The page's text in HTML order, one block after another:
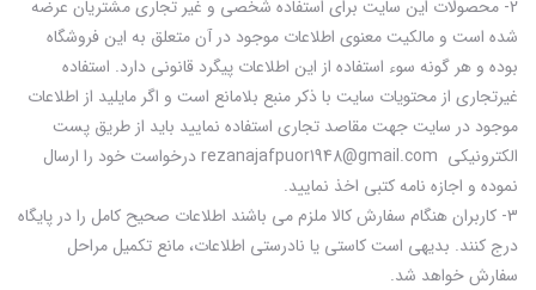
2- محصولات این سایت براى استفاده شخصی و غیر تجارى مشتریان عرضه
شده است و مالکیت معنوی اطلاعات موجود در آن متعلق به این فروشگاه
بوده و هر گونه سوء استفاده از این اطلاعات پیگرد قانونی دارد. استفاده
غیرتجاری از محتویات سایت با ذکر منبع بلامانع است و اگر مایلید از اطلاعات
موجود در سایت جهت مقاصد تجاری استفاده نمایید باید از طریق پست
الکترونیکی rezanajafpuor1948@gmail.com درخواست خود را ارسال
نموده و اجازه نامه کتبی اخذ نمایید.
3- کاربران هنگام سفارش کالا ملزم می باشند اطلاعات صحیح کامل را در پایگاه
درج کنند. بدیهی است کاستی یا نادرستی اطلاعات، مانع تکمیل مراحل
سفارش خواهد شد.